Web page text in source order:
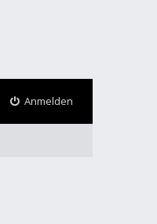
Anmelden